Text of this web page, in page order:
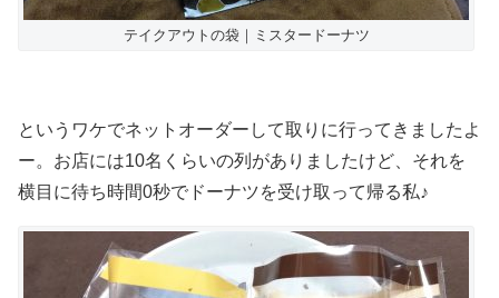
テイクアウトの袋｜ミスタードーナツ
というワケでネットオーダーして取りに行ってきましたよ
ー。お店には10名くらいの列がありましたけど、それを
横目に待ち時間0秒でドーナツを受け取って帰る私♪